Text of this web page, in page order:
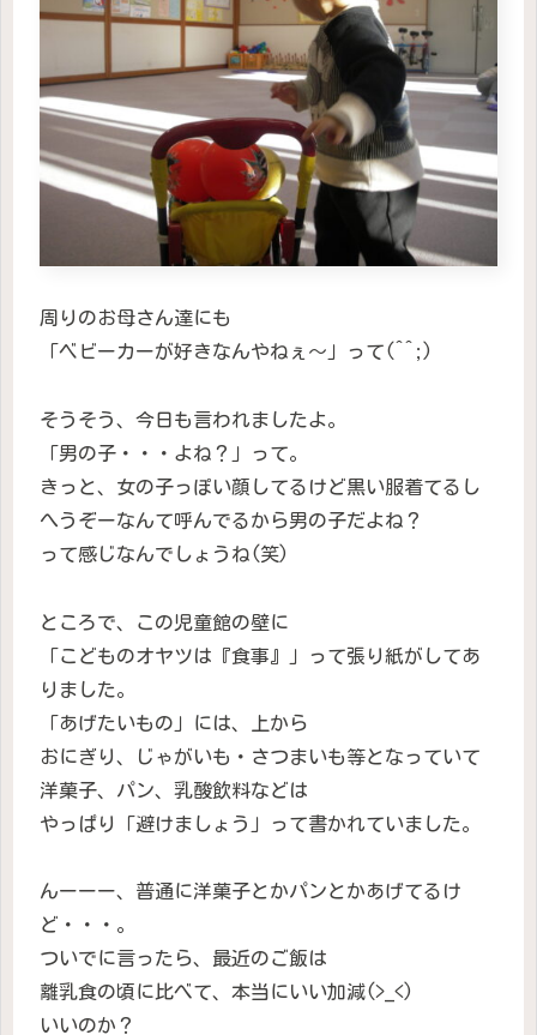
周りのお母さん達にも
「ベビーカーが好きなんやねぇ〜」って(^^;)
そうそう、今日も言われましたよ。
「男の子・・・よね？」って。
きっと、女の子っぽい顔してるけど黒い服着てるし
へうぞーなんて呼んでるから男の子だよね？
って感じなんでしょうね(笑)
ところで、この児童館の壁に
「こどものオヤツは『食事』」って張り紙がしてあ
りました。
「あげたいもの」には、上から
おにぎり、じゃがいも・さつまいも等となっていて
洋菓子、パン、乳酸飲料などは
やっぱり「避けましょう」って書かれていました。
んーーー、普通に洋菓子とかパンとかあげてるけ
ど・・・。
ついでに言ったら、最近のご飯は
離乳食の頃に比べて、本当にいい加減(>_<)
いいのか？